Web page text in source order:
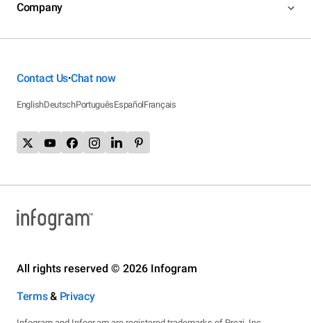
Company
Contact Us•Chat now
EnglishDeutschPortuguêsEspañolFrançais
All rights reserved © 2026 Infogram
Terms& Privacy